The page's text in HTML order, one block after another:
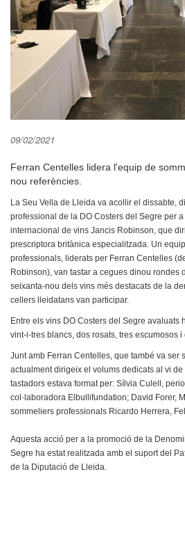
09/02/2021
Ferran Centelles lidera l'equip de
nou referències.
La Seu Vella de Lleida va acollir el dissabte,
professional de la DO Costers del Segre per
internacional de vins Jancis Robinson, que
prescriptora britànica especialitzada. Un
professionals, liderats per Ferran Centelles
Robinson), van tastar a cegues dinou rondes
seixanta-nou dels vins més destacats de la
cellers lleidatans van participar.
Entre els vins DO Costers del Segre avaluats
vint-i-tres blancs, dos rosats, tres escumosos i
Junt amb Ferran Centelles, que també va ser
actualment dirigeix el volums dedicats al vi
tastadors estava format per: Sílvia Culell,
col·laboradora Elbullifundation; David Forer,
sommeliers professionals Ricardo Herrera,
Aquesta acció per a la promoció de la
Segre ha estat realitzada amb el suport del
de la Diputació de Lleida.